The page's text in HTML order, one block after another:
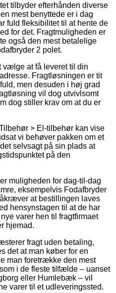
tilbyder efterhånden diverse
mest benyttede er i dag
fuld fleksibilitet til at hente de
for det. Fragtmuligheden er
også den mest betalelige
2 polet.
vælge at få leveret til din
Fragtløsningen er tit
men desuden i høj grad
vil dog utvivlsomt
dog stiller krav om at du er
> El-tilbehør kan vise
vi behøver pakken om et
selvsagt på sin plads at
på den
muligheden for dag-til-dag
eksempelvis Fodafbryder
at bestillingen laves
hensynstagen til at de har
varer hen til fragtfirmaet
hjemad.
fragt uden betaling,
det at man køber for en
man foretrække den mest
i de fleste tilfælde – uanset
eller Humlebæk – vil
varer til et udleveringssted.